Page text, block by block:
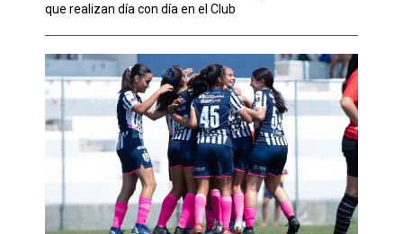
que realizan día con día en el Club